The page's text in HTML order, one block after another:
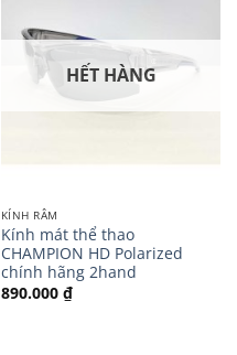
HẾT HÀNG
KÍNH RÂM
Kính mát thể thao
CHAMPION HD Polarized
chính hãng 2hand
890.000 ₫